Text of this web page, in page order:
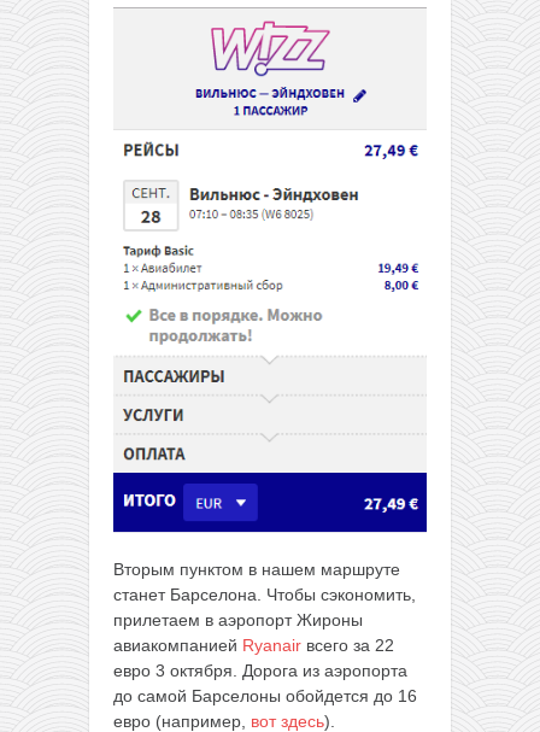
Вторым пунктом в нашем маршруте
станет Барселона. Чтобы сэкономить,
прилетаем в аэропорт Жироны
авиакомпанией Ryanair всего за 22
евро 3 октября. Дорога из аэропорта
до самой Барселоны обойдется до 16
евро (например, вот здесь).